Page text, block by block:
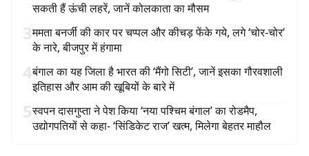
सकती हैं ऊंची लहरें, जानें कोलकाता का मौसम
3ममता बनर्जी की कार पर चप्पल और कीचड़ फेंके गये, लगे ‘चोर-चोर’
के नारे, बीजपुर में हंगामा
4बंगाल का यह जिला है भारत की ‘मैंगो सिटी’, जानें इसका गौरवशाली
इतिहास और आम की खूबियों के बारे में
5स्वपन दासगुप्ता ने पेश किया ‘नया पश्चिम बंगाल’ का रोडमैप,
उद्योगपतियों से कहा- ‘सिंडिकेट राज’ खत्म, मिलेगा बेहतर माहौल